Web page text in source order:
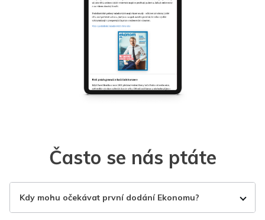
Často se nás ptáte
Kdy mohu očekávat první dodání Ekonomu?